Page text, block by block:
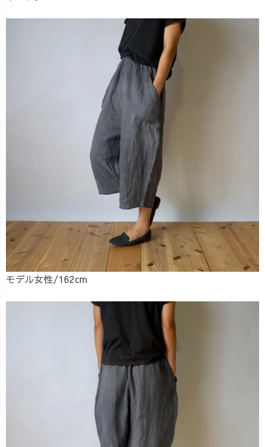
モデル女性/162cm